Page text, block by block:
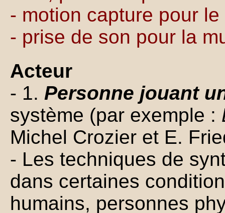
- motion capture pour
- prise de son pour la
Acteur
- 1. Personne jouant
système (par exemple :
Michel Crozier et E.
- Les techniques de
dans certaines
humains, personnes